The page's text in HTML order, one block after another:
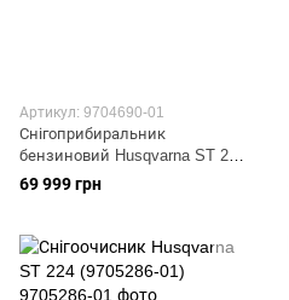
Артикул: 9704690-01
Снігоприбиральник
бензиновий Husqvarna ST 227
(9704690-01)
69 999 грн